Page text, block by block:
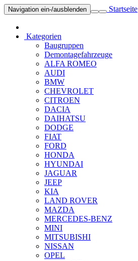
Navigation ein-/ausblenden Startseite
Kategorien
Baugruppen
Demontagefahrzeuge
ALFA ROMEO
AUDI
BMW
CHEVROLET
CITROEN
DACIA
DAIHATSU
DODGE
FIAT
FORD
HONDA
HYUNDAI
JAGUAR
JEEP
KIA
LAND ROVER
MAZDA
MERCEDES-BENZ
MINI
MITSUBISHI
NISSAN
OPEL